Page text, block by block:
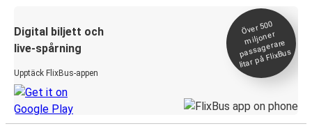
Digital biljett och
live-spårning
Upptäck FlixBus-appen
Över 500
miljoner
passagerare
litar på FlixBus